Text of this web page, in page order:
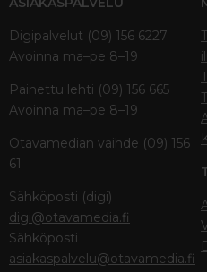
Digipalvelut (09) 156 6227
Avoinna ma–pe 8–19
Painettu lehti (09) 156 665
Avoinna ma–pe 8–19
Otavamedian vaihde (09) 156
61
Sähköposti (digi)
digi@otavamedia.fi
Sähköposti
asiakaspalvelu@otavamedia.fi